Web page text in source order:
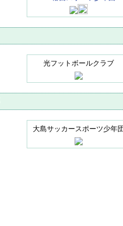
光フットボールクラブ
大島サッカースポーツ少年